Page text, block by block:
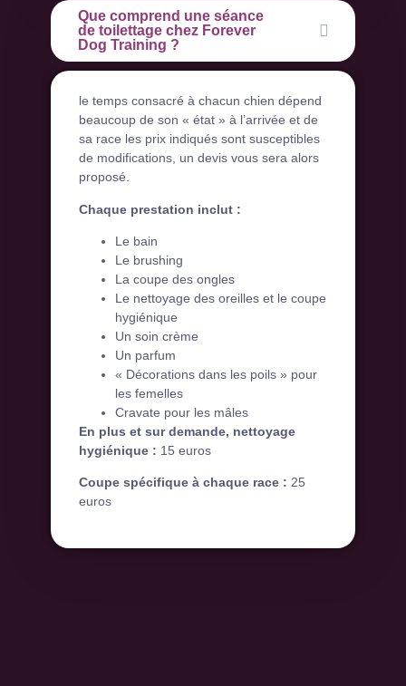
Que comprend une séance
de toilettage chez Forever
Dog Training ?
le temps consacré à chacun chien dépend
beaucoup de son « état » à l’arrivée et de
sa race les prix indiqués sont susceptibles
de modifications, un devis vous sera alors
proposé.
Chaque prestation inclut :
Le bain
Le brushing
La coupe des ongles
Le nettoyage des oreilles et le coupe
hygiénique
Un soin crème
Un parfum
« Décorations dans les poils » pour
les femelles
Cravate pour les mâles
En plus et sur demande, nettoyage
hygiénique : 15 euros
Coupe spécifique à chaque race : 25
euros